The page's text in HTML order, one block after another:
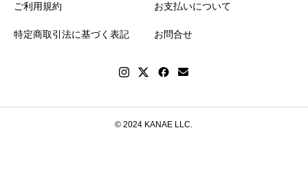
ご利用規約 お支払いについて
特定商取引法に基づく表記 お問合せ
© 2024 KANAE LLC.